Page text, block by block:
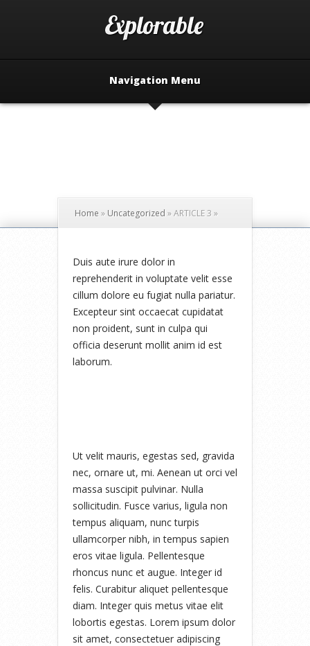
Navigation Menu
Home » Uncategorized »ARTICLE 3 »
Duis aute irure dolor in
reprehenderit in voluptate velit esse
cillum dolore eu fugiat nulla pariatur.
Excepteur sint occaecat cupidatat
non proident, sunt in culpa qui
officia deserunt mollit anim id est
laborum.
Ut velit mauris, egestas sed, gravida
nec, ornare ut, mi. Aenean ut orci vel
massa suscipit pulvinar. Nulla
sollicitudin. Fusce varius, ligula non
tempus aliquam, nunc turpis
ullamcorper nibh, in tempus sapien
eros vitae ligula. Pellentesque
rhoncus nunc et augue. Integer id
felis. Curabitur aliquet pellentesque
diam. Integer quis metus vitae elit
lobortis egestas. Lorem ipsum dolor
sit amet, consectetuer adipiscing